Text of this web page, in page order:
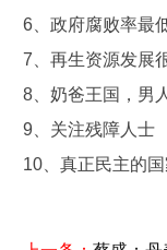
6、政府腐败率最
7、再生资源发展
8、奶爸王国，男
9、关注残障人士
10、真正民主的国